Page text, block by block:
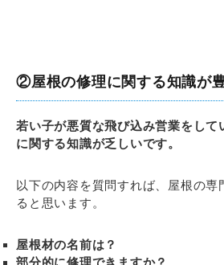
②屋根の修理に関する知識が
若い子が悪質な飛び込み営業をして
に関する知識が乏しいです。
以下の内容を質問すれば、屋根の専
ると思います。
屋根材の名前は？
部分的に修理できますか？